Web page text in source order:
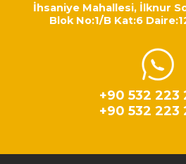
İhsaniye Mahallesi, İlknur
Blok No:1/B Kat:6
+90 532 223
+90 532 223